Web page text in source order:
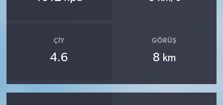
ÇIY
4.6
GÖRÜŞ
8 km